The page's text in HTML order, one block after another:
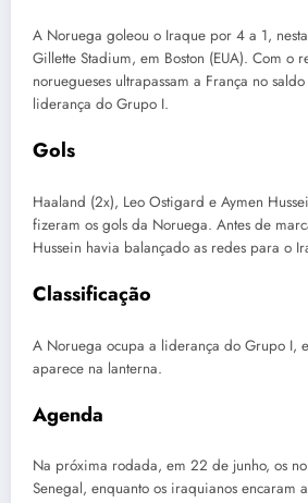
A Noruega goleou o Iraque por 4 a 1,
Gillette Stadium, em Boston (EUA). Com o
noruegueses ultrapassam a França no
liderança do Grupo I.
Gols
Haaland (2x), Leo Ostigard e Aymen
fizeram os gols da Noruega. Antes de
Hussein havia balançado as redes para o
Classificação
A Noruega ocupa a liderança do Grupo I,
aparece na lanterna.
Agenda
Na próxima rodada, em 22 de junho, os
Senegal, enquanto os iraquianos encaram